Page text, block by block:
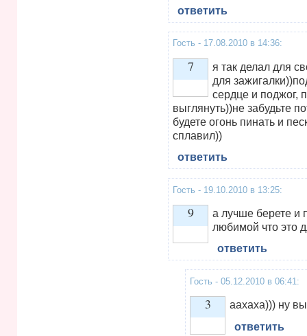
ответить
Гость - 17.08.2010 в 14:36:
7
я так делал для
для
сердце и поджог,
выглянуть))не забудьте
будете огонь пинать и
сплавил))
ответить
Гость - 19.10.2010 в 13:25:
9
а лучше берете и
любимой что это
ответить
Гость - 05.12.2010 в 06:41:
3
аахаха))) ну
ответить